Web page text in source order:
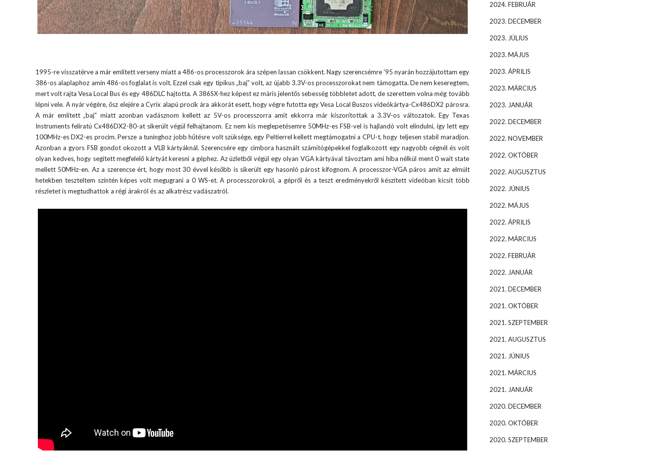
1995-re visszatérve a már említett verseny miatt a 486-os processzorok ára szépen lassan csökkent. Nagy szerencsémre ’95 nyarán hozzájutottam egy
386-os alaplaphoz amin 486-os foglalat is volt. Ezzel csak egy tipikus „baj” volt, az újabb 3.3V-os processzorokat nem támogatta. De nem keseregtem,
mert volt rajta Vesa Local Bus és egy 486DLC hajtotta. A 386SX-hez képest ez máris jelentős sebesség többletet adott, de szerettem volna még tovább
lépni vele. A nyár végére, ősz elejére a Cyrix alapú procik ára akkorát esett, hogy végre futotta egy Vesa Local Buszos videókártya-Cx486DX2 párosra.
A már említett „baj” miatt azonban vadásznom kellett az 5V-os processzorra amit ekkorra már kiszorítottak a 3.3V-os változatok. Egy Texas
Instruments feliratú Cx486DX2-80-at sikerült végül felhajtanom. Ez nem kis meglepetésemre 50MHz-es FSB-vel is hajlandó volt elindulni, így lett egy
100MHz-es DX2-es procim. Persze a tuninghoz jobb hűtésre volt szüksége, egy Peltierrel kellett megtámogatni a CPU-t, hogy teljesen stabil maradjon.
Azonban a gyors FSB gondot okozott a VLB kártyáknál. Szerencsére egy cimbora használt számítógépekkel foglalkozott egy nagyobb cégnél és volt
olyan kedves, hogy segített megfelelő kártyát keresni a géphez. Az üzletből végül egy olyan VGA kártyával távoztam ami hiba nélkül ment 0 wait state
mellett 50MHz-en. Az a szerencse ért, hogy most 30 évvel később is sikerült egy hasonló párost kifognom. A processzor-VGA páros amit az elmúlt
hetekben teszteltem szintén képes volt megugrani a 0 WS-et. A processzorokról, a gépről és a teszt eredményekről készített videóban kicsit több
részletet is megtudhattok a régi árakról és az alkatrész vadászatról.
2024. FEBRUÁR
2023. DECEMBER
2023. JÚLIUS
2023. MÁJUS
2023. ÁPRILIS
2023. MÁRCIUS
2023. JANUÁR
2022. DECEMBER
2022. NOVEMBER
2022. OKTÓBER
2022. AUGUSZTUS
2022. JÚNIUS
2022. MÁJUS
2022. ÁPRILIS
2022. MÁRCIUS
2022. FEBRUÁR
2022. JANUÁR
2021. DECEMBER
2021. OKTÓBER
2021. SZEPTEMBER
2021. AUGUSZTUS
2021. JÚNIUS
2021. MÁRCIUS
2021. JANUÁR
2020. DECEMBER
2020. OKTÓBER
2020. SZEPTEMBER